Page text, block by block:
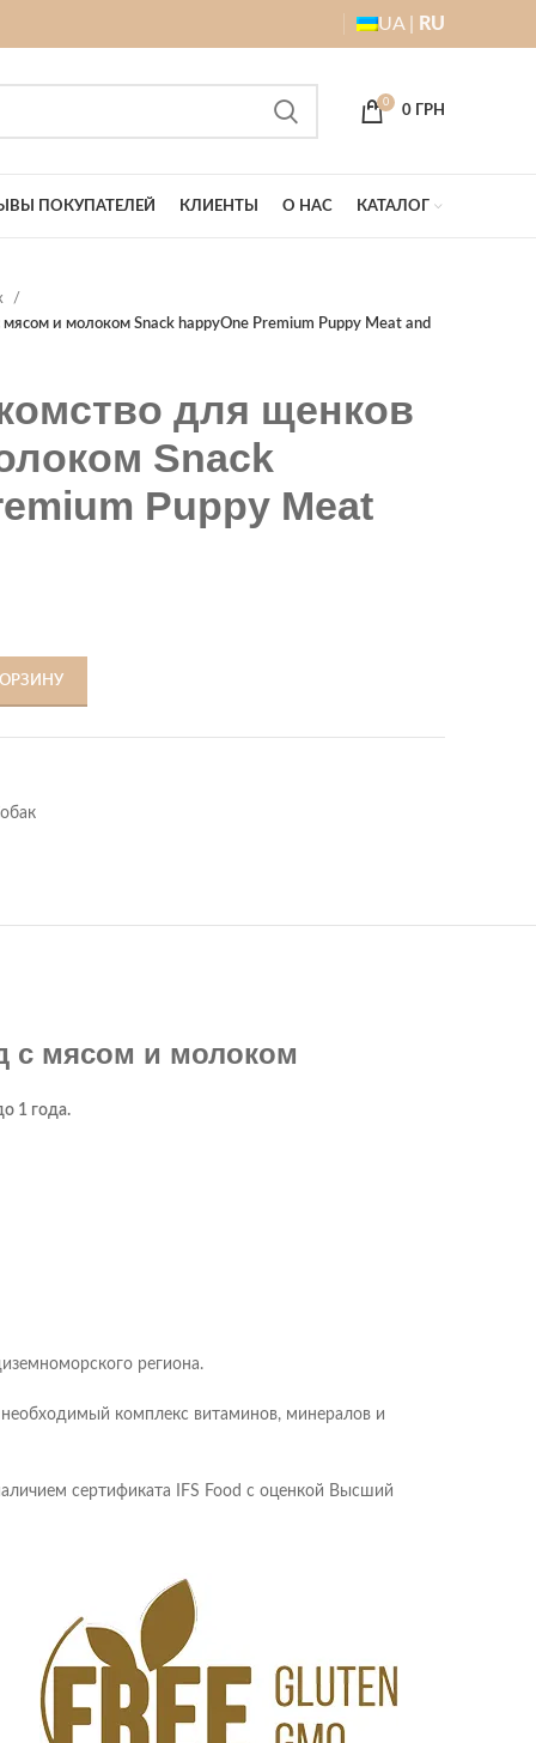
UA | RU
0
0 ГРН
ПОКУПАТЕЛЕЙ КЛИЕНТЫ О НАС КАТАЛОГ
и молоком Snack happyOne Premium Puppy Meat and
для щенков
Snack
Puppy Meat
с мясом и молоком
1 года.
региона.
комплекс витаминов, минералов и
сертификата IFS Food с оценкой Высший